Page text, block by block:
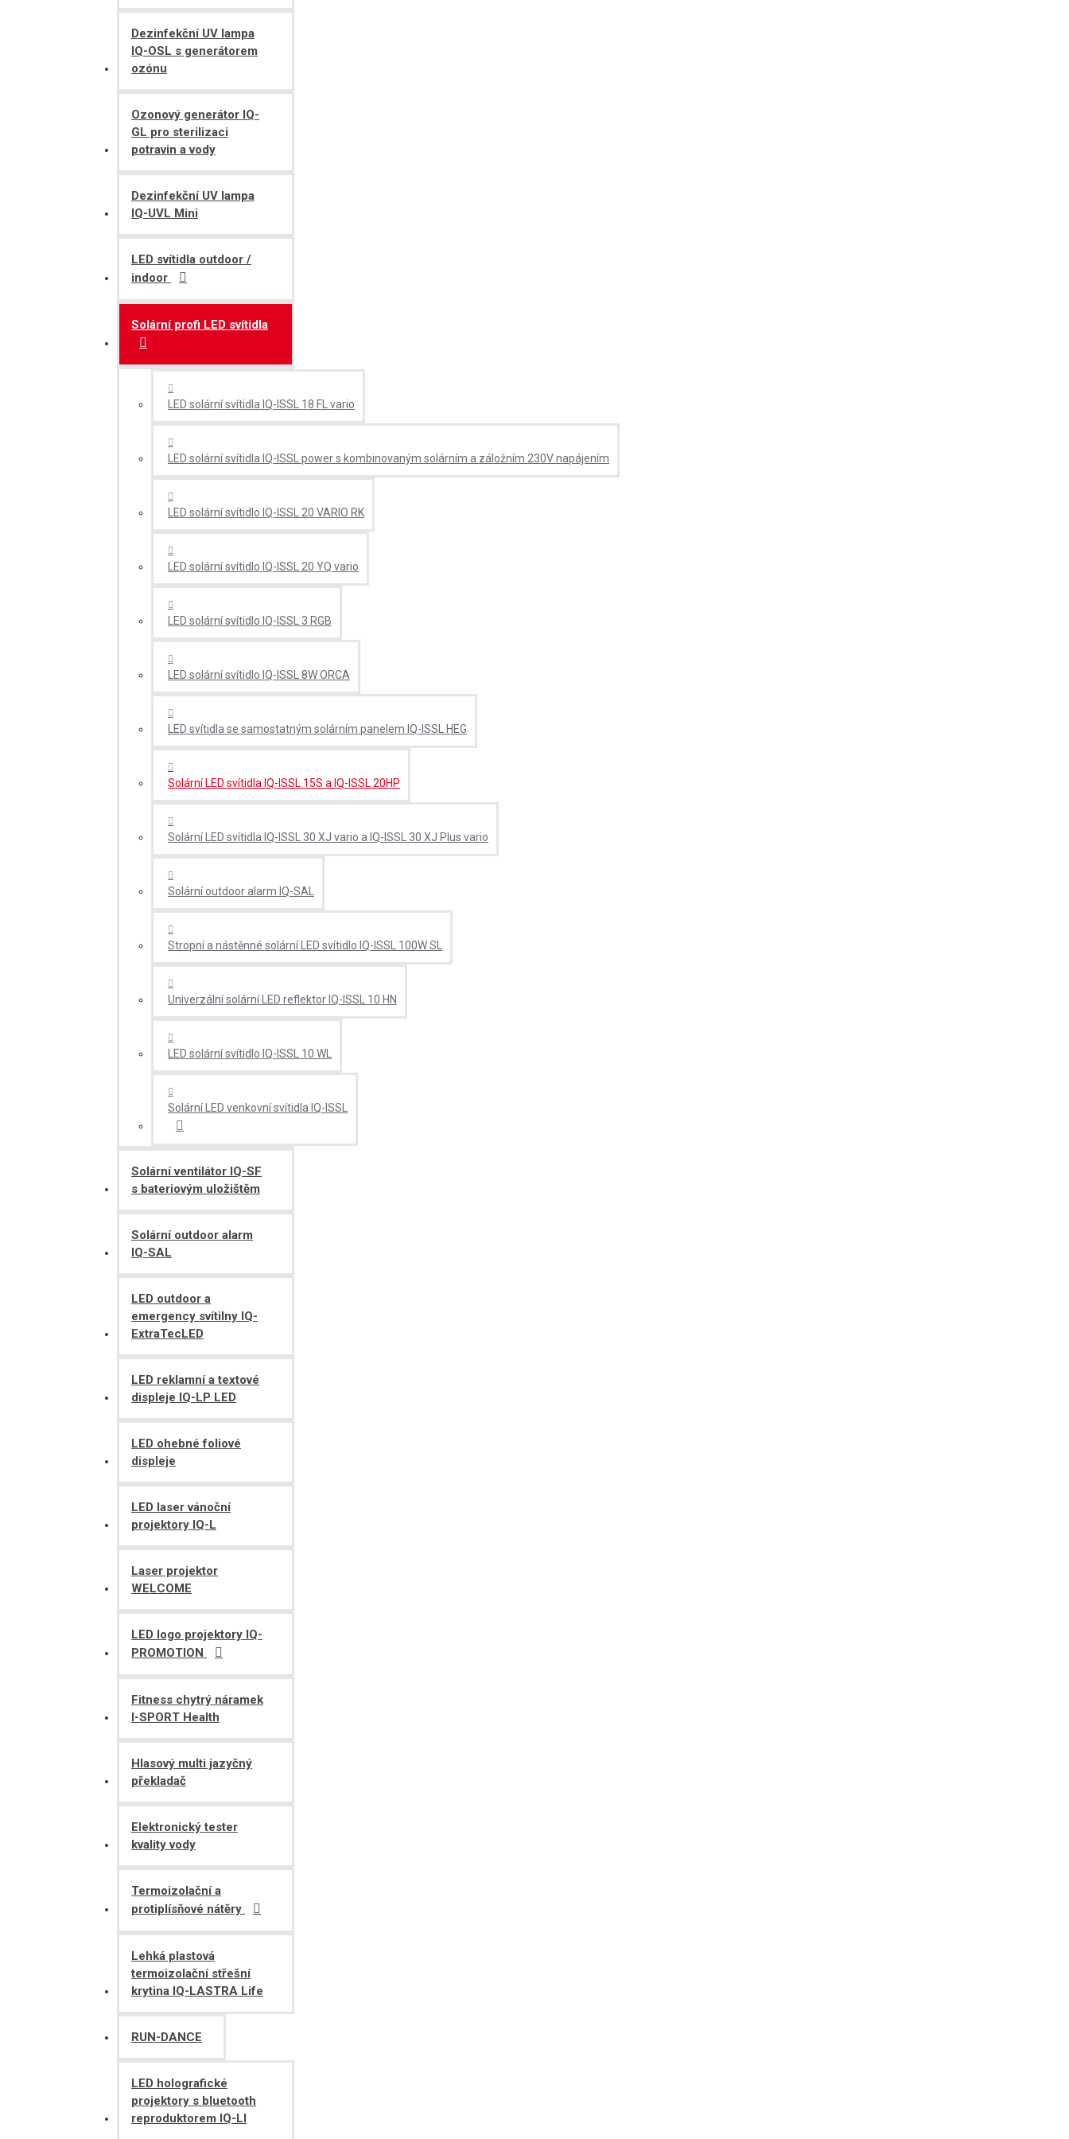
Dezinfekční UV lampa
IQ-OSL s generátorem
ozónu
Ozonový generátor IQ-
GL pro sterilizaci
potravin a vody
Dezinfekční UV lampa
IQ-UVL Mini
LED svítidla outdoor /
indoor
Solární profi LED svítidla
LED solární svítidla IQ-ISSL 18 FL vario
LED solární svítidla IQ-ISSL power s kombinovaným solárním a záložním 230V napájením
LED solární svítidlo IQ-ISSL 20 VARIO RK
LED solární svítidlo IQ-ISSL 20 YQ vario
LED solární svítidlo IQ-ISSL 3 RGB
LED solární svítidlo IQ-ISSL 8W ORCA
LED svítidla se samostatným solárním panelem IQ-ISSL HEG
Solární LED svítidla IQ-ISSL 15S a IQ-ISSL 20HP
Solární LED svítidla IQ-ISSL 30 XJ vario a IQ-ISSL 30 XJ Plus vario
Solární outdoor alarm IQ-SAL
Stropní a nástěnné solární LED svítidlo IQ-ISSL 100W SL
Univerzální solární LED reflektor IQ-ISSL 10 HN
LED solární svítidlo IQ-ISSL 10 WL
Solární LED venkovní svítidla IQ-ISSL
Solární ventilátor IQ-SF
s bateriovým uložištěm
Solární outdoor alarm
IQ-SAL
LED outdoor a
emergency svítilny IQ-
ExtraTecLED
LED reklamní a textové
displeje IQ-LP LED
LED ohebné foliové
displeje
LED laser vánoční
projektory IQ-L
Laser projektor
WELCOME
LED logo projektory IQ-
PROMOTION
Fitness chytrý náramek
I-SPORT Health
Hlasový multi jazyčný
překladač
Elektronický tester
kvality vody
Termoizolační a
protiplísňové nátěry
Lehká plastová
termoizolační střešní
krytina IQ-LASTRA Life
RUN-DANCE
LED holografické
projektory s bluetooth
reproduktorem IQ-LI